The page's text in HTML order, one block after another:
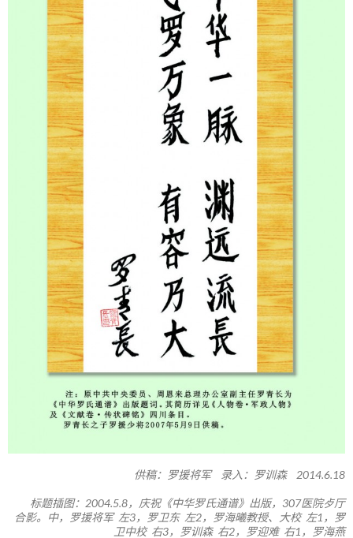
供稿：罗援将军 录入：罗训森 2014.6.18
标题插图：2004.5.8，庆祝《中华罗氏通谱》出版，307医院歺厅
合影。中，罗援将军 左3，罗卫东 左2，罗海曦教授、大校 左1，罗
卫中校 右3，罗训森 右2，罗迎难 右1，罗海燕